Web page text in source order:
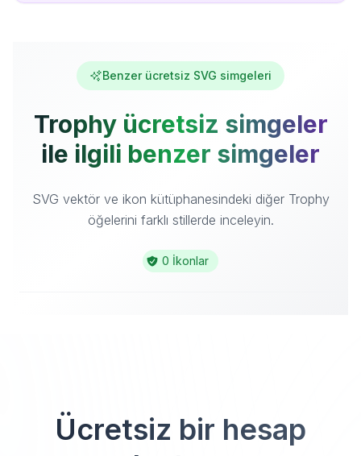
Benzer ücretsiz SVG simgeleri
Trophy ücretsiz simgeler
ile ilgili benzer simgeler
SVG vektör ve ikon kütüphanesindeki diğer Trophy
öğelerini farklı stillerde inceleyin.
0 İkonlar
Ücretsiz bir hesap